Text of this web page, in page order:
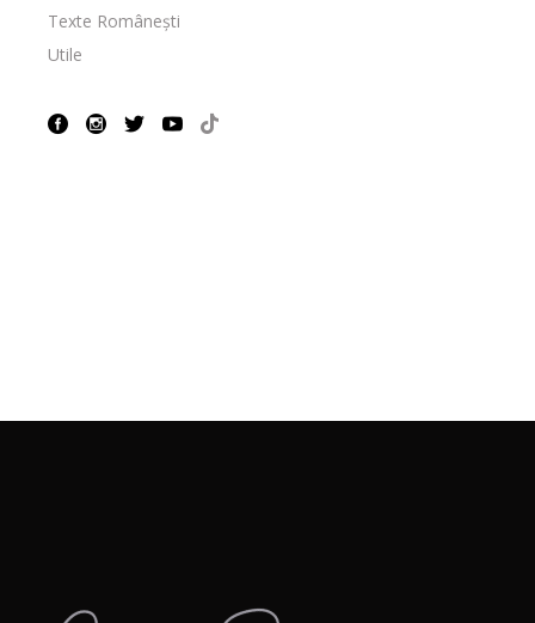
Texte Românești
Utile